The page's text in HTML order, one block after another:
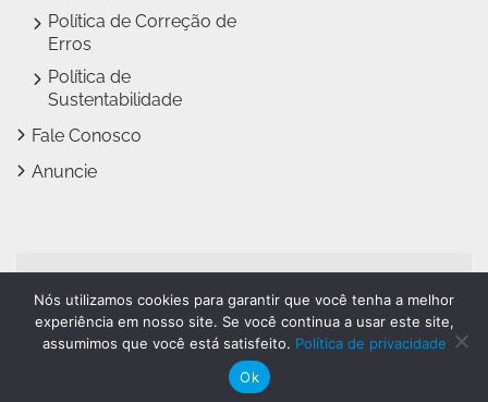
Política de Correção de
Erros
Política de
Sustentabilidade
Fale Conosco
Anuncie
Jundiaí Notícias faz parte
doGrupo Novo Dia
Nós utilizamos cookies para garantir que você tenha a melhor
experiência em nosso site. Se você continua a usar este site,
assumimos que você está satisfeito. Política de privacidade
Ok